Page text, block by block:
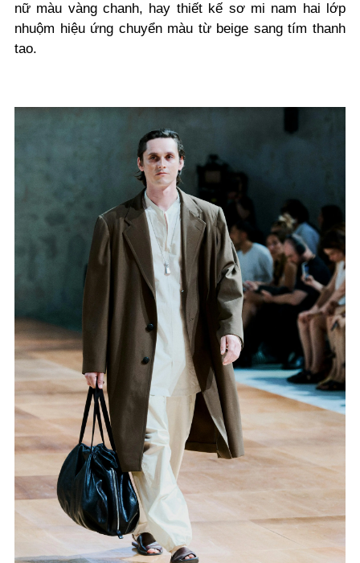
nữ màu vàng chanh, hay thiết kế sơ mi nam hai lớp
nhuộm hiệu ứng chuyển màu từ beige sang tím thanh
tao.